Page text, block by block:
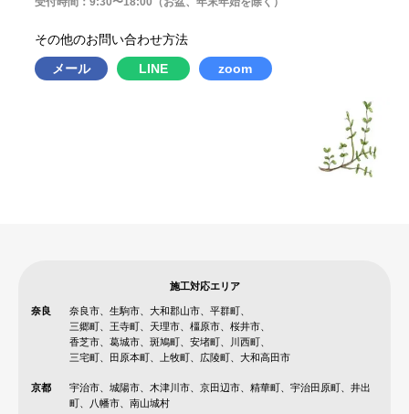
その他のお問い合わせ方法
メール
LINE zoom
施工対応エリア
奈良
奈良市、生駒市、大和郡山市、平群町、
三郷町、王寺町、天理市、橿原市、桜井市、
香芝市、葛城市、斑鳩町、安堵町、川西町、
三宅町、田原本町、上牧町、広陵町、大和高田市
京都
宇治市、城陽市、木津川市、京田辺市、精華町、宇治田原町、井出
町、八幡市、南山城村